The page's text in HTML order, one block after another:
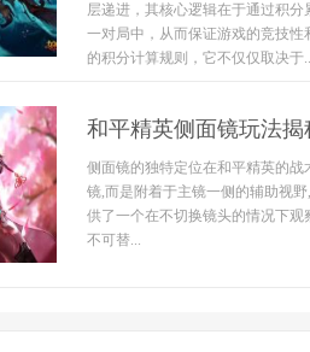
层递进，其核心逻辑在于通过积
一对局中，从而保证游戏的竞技
的积分计算规则，它不仅仅取决于
和平精英侧面镜玩法
侧面镜的独特定位在和平精英的
镜,而是附着于主镜一侧的辅助视
供了一个在不切换镜头的情况下
不可替...